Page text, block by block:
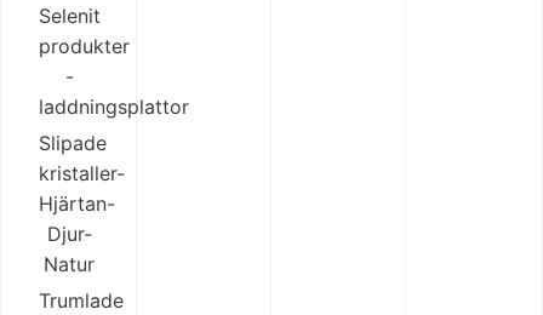
Selenit
produkter
-
laddningsplattor
Slipade
kristaller-
Hjärtan-
Djur-
Natur
Trumlade